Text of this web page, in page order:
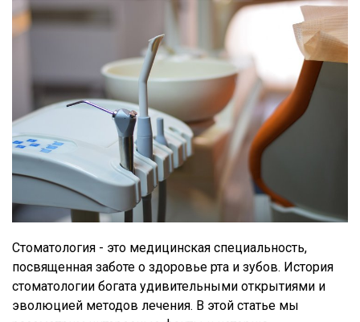
Стоматология - это медицинская специальность,
посвященная заботе о здоровье рта и зубов. История
стоматологии богата удивительными открытиями и
эволюцией методов лечения. В этой статье мы